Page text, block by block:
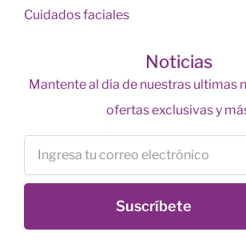
Cuidados faciales
Noticias
Mantente al dia de nuestras ultimas
ofertas exclusivas y
Suscríbete